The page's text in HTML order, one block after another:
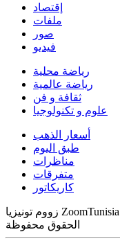
إقتصاد
ملفات
صور
فيديو
رياضة محلية
رياضة عالمية
ثقافة و فن
علوم و تكنولوجيا
أسعار الذهب
طبق اليوم
مناظرات
متفرقات
كاريكاتور
زووم تونيزيا ZoomTunisia.tn جريدة إلكترونية جامعة - © 2019 جميع
الحقوق محفوظة